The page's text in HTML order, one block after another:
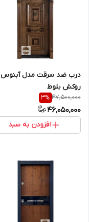
درب ضد سرقت مدل آبنوس
روکش بلوط
47,500,000
3%
46,050,000
افزودن به سبد